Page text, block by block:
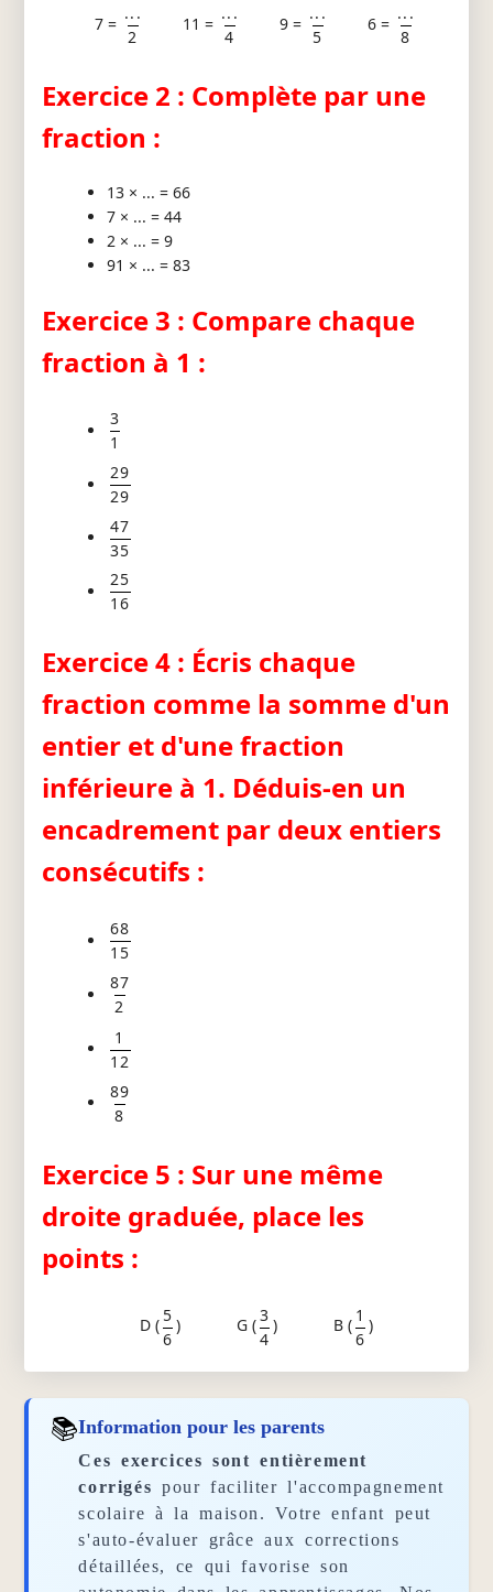
7 =
...
2
11 =
...
4
9 =
...
5
6 =
...
8
Exercice 2 : Complète par une
fraction :
13 × ... = 66
7 × ... = 44
2 × ... = 9
91 × ... = 83
Exercice 3 : Compare chaque
fraction à 1 :
3
1
29
29
47
35
25
16
Exercice 4 : Écris chaque
fraction comme la somme d'un
entier et d'une fraction
inférieure à 1. Déduis-en un
encadrement par deux entiers
consécutifs :
68
15
87
2
1
12
89
8
Exercice 5 : Sur une même
droite graduée, place les
points :
D (
5
6
) G (
3
4
) B (
1
6
)
📚Information pour les parents
Ces exercices sont entièrement
corrigés pour faciliter l'accompagnement
scolaire à la maison. Votre enfant peut
s'auto-évaluer grâce aux corrections
détaillées, ce qui favorise son